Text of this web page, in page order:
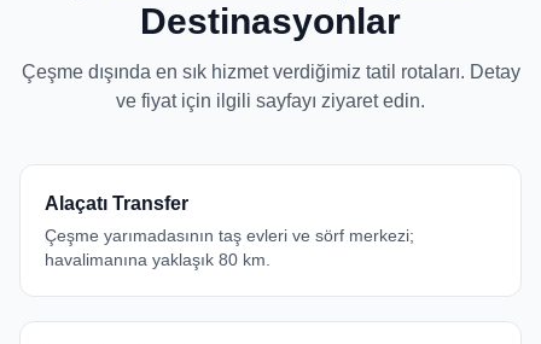
Destinasyonlar
Çeşme dışında en sık hizmet verdiğimiz tatil rotaları. Detay
ve fiyat için ilgili sayfayı ziyaret edin.
Alaçatı Transfer
Çeşme yarımadasının taş evleri ve sörf merkezi;
havalimanına yaklaşık 80 km.